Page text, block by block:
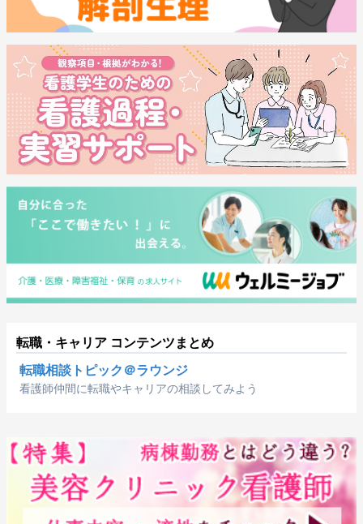
転職・キャリア コンテンツまとめ
転職相談トピック＠ラウンジ
看護師仲間に転職やキャリアの相談してみよう